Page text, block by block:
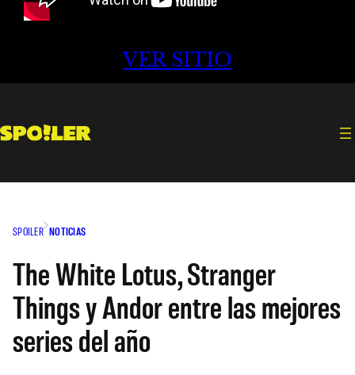
VER SITIO
SPOILER NOTICIAS
The White Lotus, Stranger
Things y Andor entre las mejores
series del año